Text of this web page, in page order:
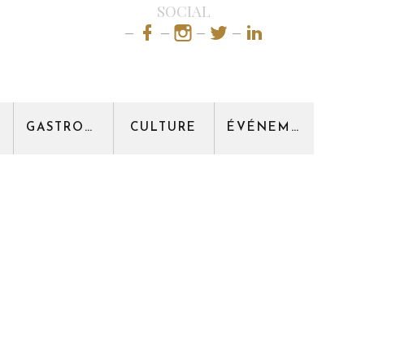
SOCIAL
GASTRONOMIE CULTURE ÉVÉNEMENT